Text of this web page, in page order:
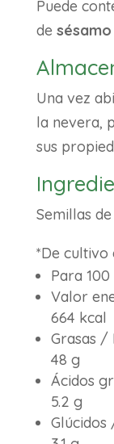
Puede
de sésamo
Una vez
la nevera,
sus
Semillas
*De cultivo
Para
Valor
664 kcal
Grasas /
48 g
Ácidos
5.2 g